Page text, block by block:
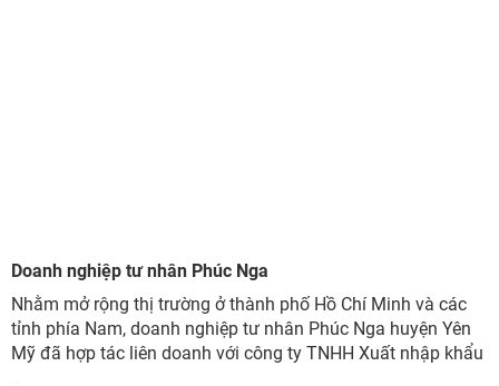
Doanh nghiệp tư nhân Phúc Nga
Nhằm mở rộng thị trường ở thành phố Hồ Chí Minh và các
tỉnh phía Nam, doanh nghiệp tư nhân Phúc Nga huyện Yên
Mỹ đã hợp tác liên doanh với công ty TNHH Xuất nhập khẩu